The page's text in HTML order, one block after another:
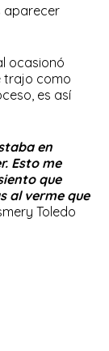
aparecer
ocasionó
trajo como
es así
en
Esto me
que
al verme que
Toledo